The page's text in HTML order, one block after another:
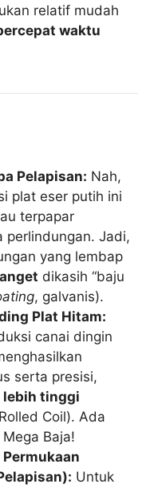
relatif mudah
waktu
Pelapisan: Nah,
plat eser putih ini
terpapar
perlindungan. Jadi,
yang lembap
dikasih “baju
, galvanis).
Plat Hitam:
canai dingin
serta presisi,
tinggi
Coil). Ada
Baja!
Untuk